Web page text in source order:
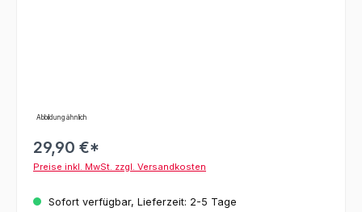
Abbildung ähnlich
29,90 €*
Preise inkl. MwSt. zzgl. Versandkosten
Sofort verfügbar, Lieferzeit: 2-5 Tage